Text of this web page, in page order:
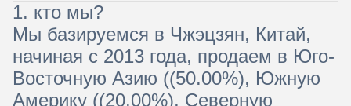
1. кто мы?
Мы базируемся в Чжэцзян, Китай,
начиная с 2013 года, продаем в Юго-
Восточную Азию ((50.00%), Южную
Америку ((20.00%), Северную